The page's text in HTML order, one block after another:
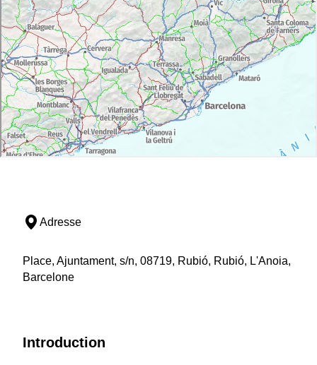
Adresse
Place, Ajuntament, s/n, 08719, Rubió, Rubió, L'Anoia,
Barcelone
Introduction